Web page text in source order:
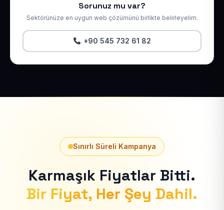
Sorunuz mu var?
Sektörünüze en uygun web çözümünü birlikte belirleyelim.
+90 545 732 61 82
Sınırlı Süreli Kampanya
Karmaşık Fiyatlar Bitti.
Bir Fiyat, Her Şey Dahil.